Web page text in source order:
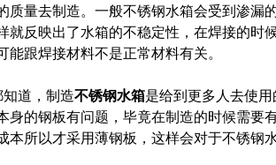
质量去制造。一般不锈钢水箱会受到渗漏
就反映出了水箱的不稳定性，在焊接的时
跟焊接材料不是正常材料有关。
道，制造不锈钢水箱是给到更多人去使
身的钢板有问题，毕竟在制造的时候需要
本所以才采用薄钢板，这样会对于不锈钢